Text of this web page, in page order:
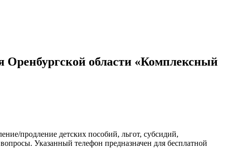
Оренбургской области «Комплексный
продление детских пособий, льгот, субсидий,
Указанный телефон предназначен для бесплатной